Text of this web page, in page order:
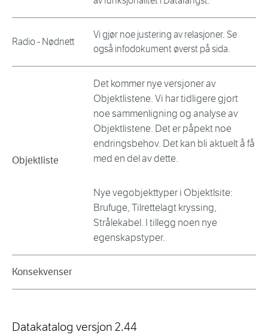
Radio - Nødnett
Vi gjør noe justering av relasjoner. Se
også infodokument øverst på sida.
Objektliste
Det kommer nye versjoner av
Objektlistene. Vi har tidligere gjort
noe sammenligning og analyse av
Objektlistene. Det er påpekt noe
endringsbehov. Det kan bli aktuelt å få
med en del av dette.
Nye vegobjekttyper i Objektlsite:
Brufuge, Tilrettelagt kryssing,
Strålekabel. I tillegg noen nye
egenskapstyper.
Konsekvenser
Datakatalog versjon 2.44